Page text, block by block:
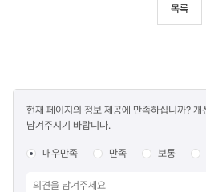
목록
만족도
조사
현재 페이지의 정보 제공에 만족하십니까? 개
남겨주시기 바랍니다.
매우만족 만족 보통